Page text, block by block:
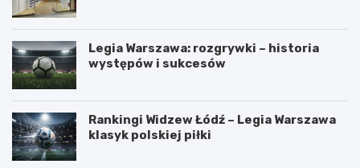
Legia Warszawa: rozgrywki – historia
występów i sukcesów
Rankingi Widzew Łódź – Legia Warszawa
klasyk polskiej piłki